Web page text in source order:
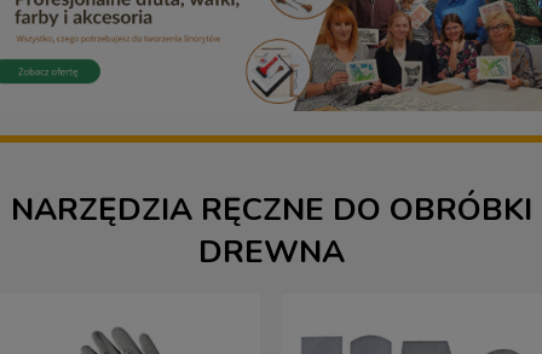
NARZĘDZIA RĘCZNE DO OBRÓBKI
DREWNA